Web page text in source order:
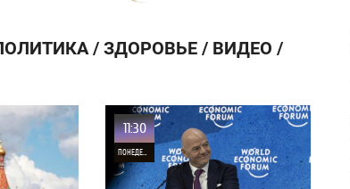
/ ЗДОРОВЬЕ / ВИДЕО /
11:30
ПОНЕДЕЛЬНИК